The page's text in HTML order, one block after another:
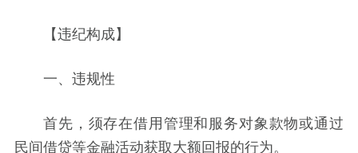
【违纪构成】
一、违规性
首先，须存在借用管理和服务对象款物或通过
民间借贷等金融活动获取大额回报的行为。